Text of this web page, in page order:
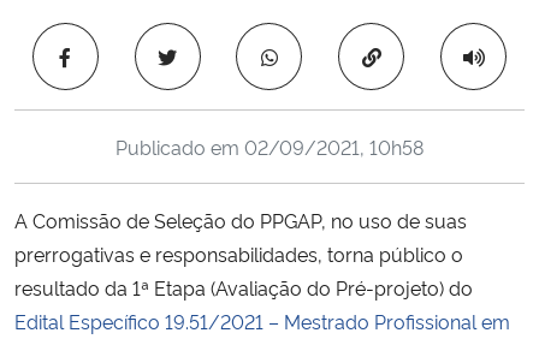
Ministério da Saúde
Ministério de Minas e Energia
Ministério da Ciência, Tecnologia, Inovações e Comunicações
Ministério do Meio Ambiente
Copiar para área
Publicado em 02/09/2021, 10h58
A Comissão de Seleção do PPGAP, no uso de suas
prerrogativas e responsabilidades, torna público o
resultado da 1ª Etapa (Avaliação do Pré-projeto) do
Edital Específico 19.51/2021 – Mestrado Profissional em